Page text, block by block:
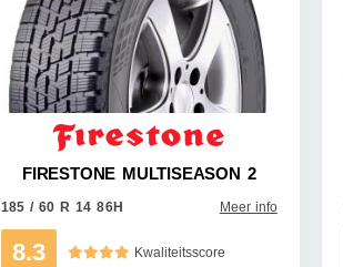
FIRESTONE MULTISEASON 2
185 / 60 R 14 86H Meer info
8.3 Kwaliteitsscore